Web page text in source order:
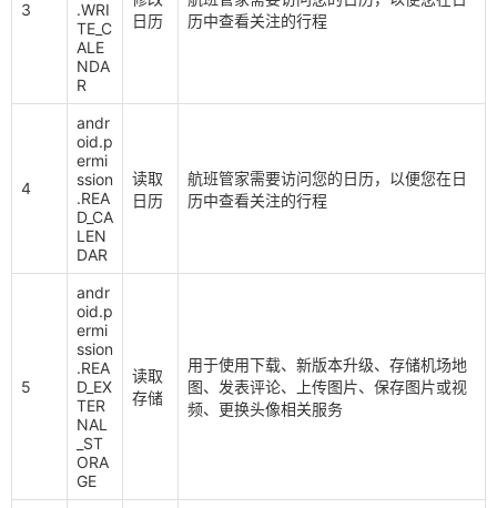
3
.WRI
TE_C
ALE
NDA
R
日历
历中查看关注的行程
4
andr
oid.p
ermi
ssion
.REA
D_CA
LEN
DAR
读取
日历
航班管家需要访问您的日历，以便您在日
历中查看关注的行程
5
andr
oid.p
ermi
ssion
.REA
D_EX
TER
NAL
_ST
ORA
GE
读取
存储
用于使用下载、新版本升级、存储机场地
图、发表评论、上传图片、保存图片或视
频、更换头像相关服务